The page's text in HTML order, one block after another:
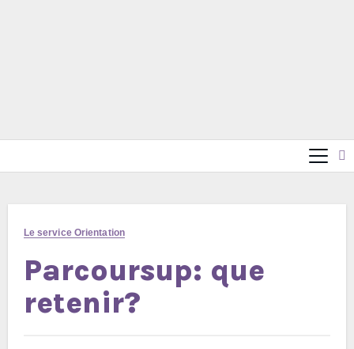
Le service Orientation
Parcoursup: que
retenir?